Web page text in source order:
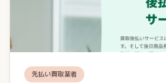
先払い買取業者